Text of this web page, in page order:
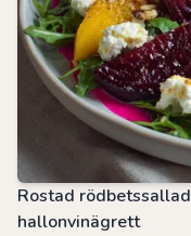
Rostad
hallonvinägrett